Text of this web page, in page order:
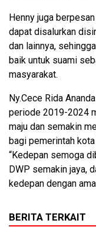
Henny juga
dapat disalurkan
dan lainnya,
baik untuk suami
masyarakat.
Ny.Cece Rida
periode 2019-2024
maju dan semakin
bagi pemerintah
“Kedepan semoga
DWP semakin jaya,
kedepan dengan
BERITA TERKAIT